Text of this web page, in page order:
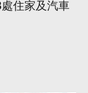
住家及汽車